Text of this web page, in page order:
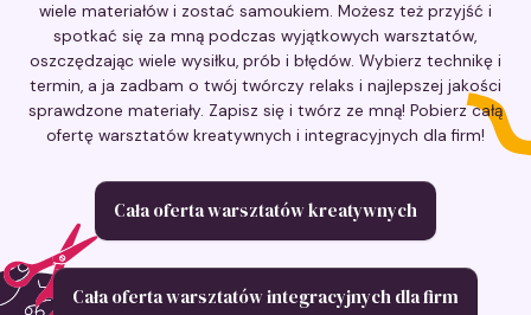
wiele materiałów i zostać samoukiem. Możesz też przyjść i
spotkać się za mną podczas wyjątkowych warsztatów,
oszczędzając wiele wysiłku, prób i błędów. Wybierz technikę i
termin, a ja zadbam o twój twórczy relaks i najlepszej jakości
sprawdzone materiały. Zapisz się i twórz ze mną! Pobierz całą
ofertę warsztatów kreatywnych i integracyjnych dla firm!
Cała oferta warsztatów kreatywnych
Cała oferta warsztatów integracyjnych dla firm